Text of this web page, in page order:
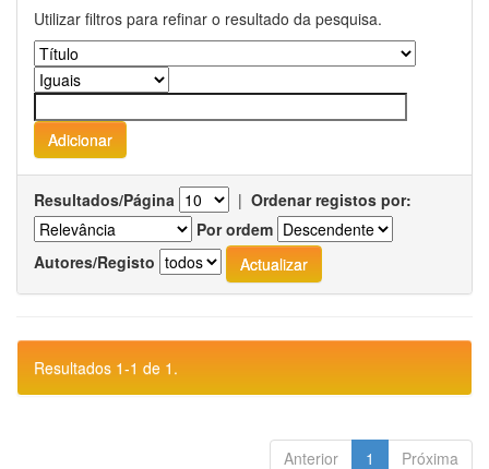
Utilizar filtros para refinar o resultado da pesquisa.
Resultados/Página | Ordenar registos por:
Por ordem
Autores/Registo
Resultados 1-1 de 1.
Anterior 1 Próxima